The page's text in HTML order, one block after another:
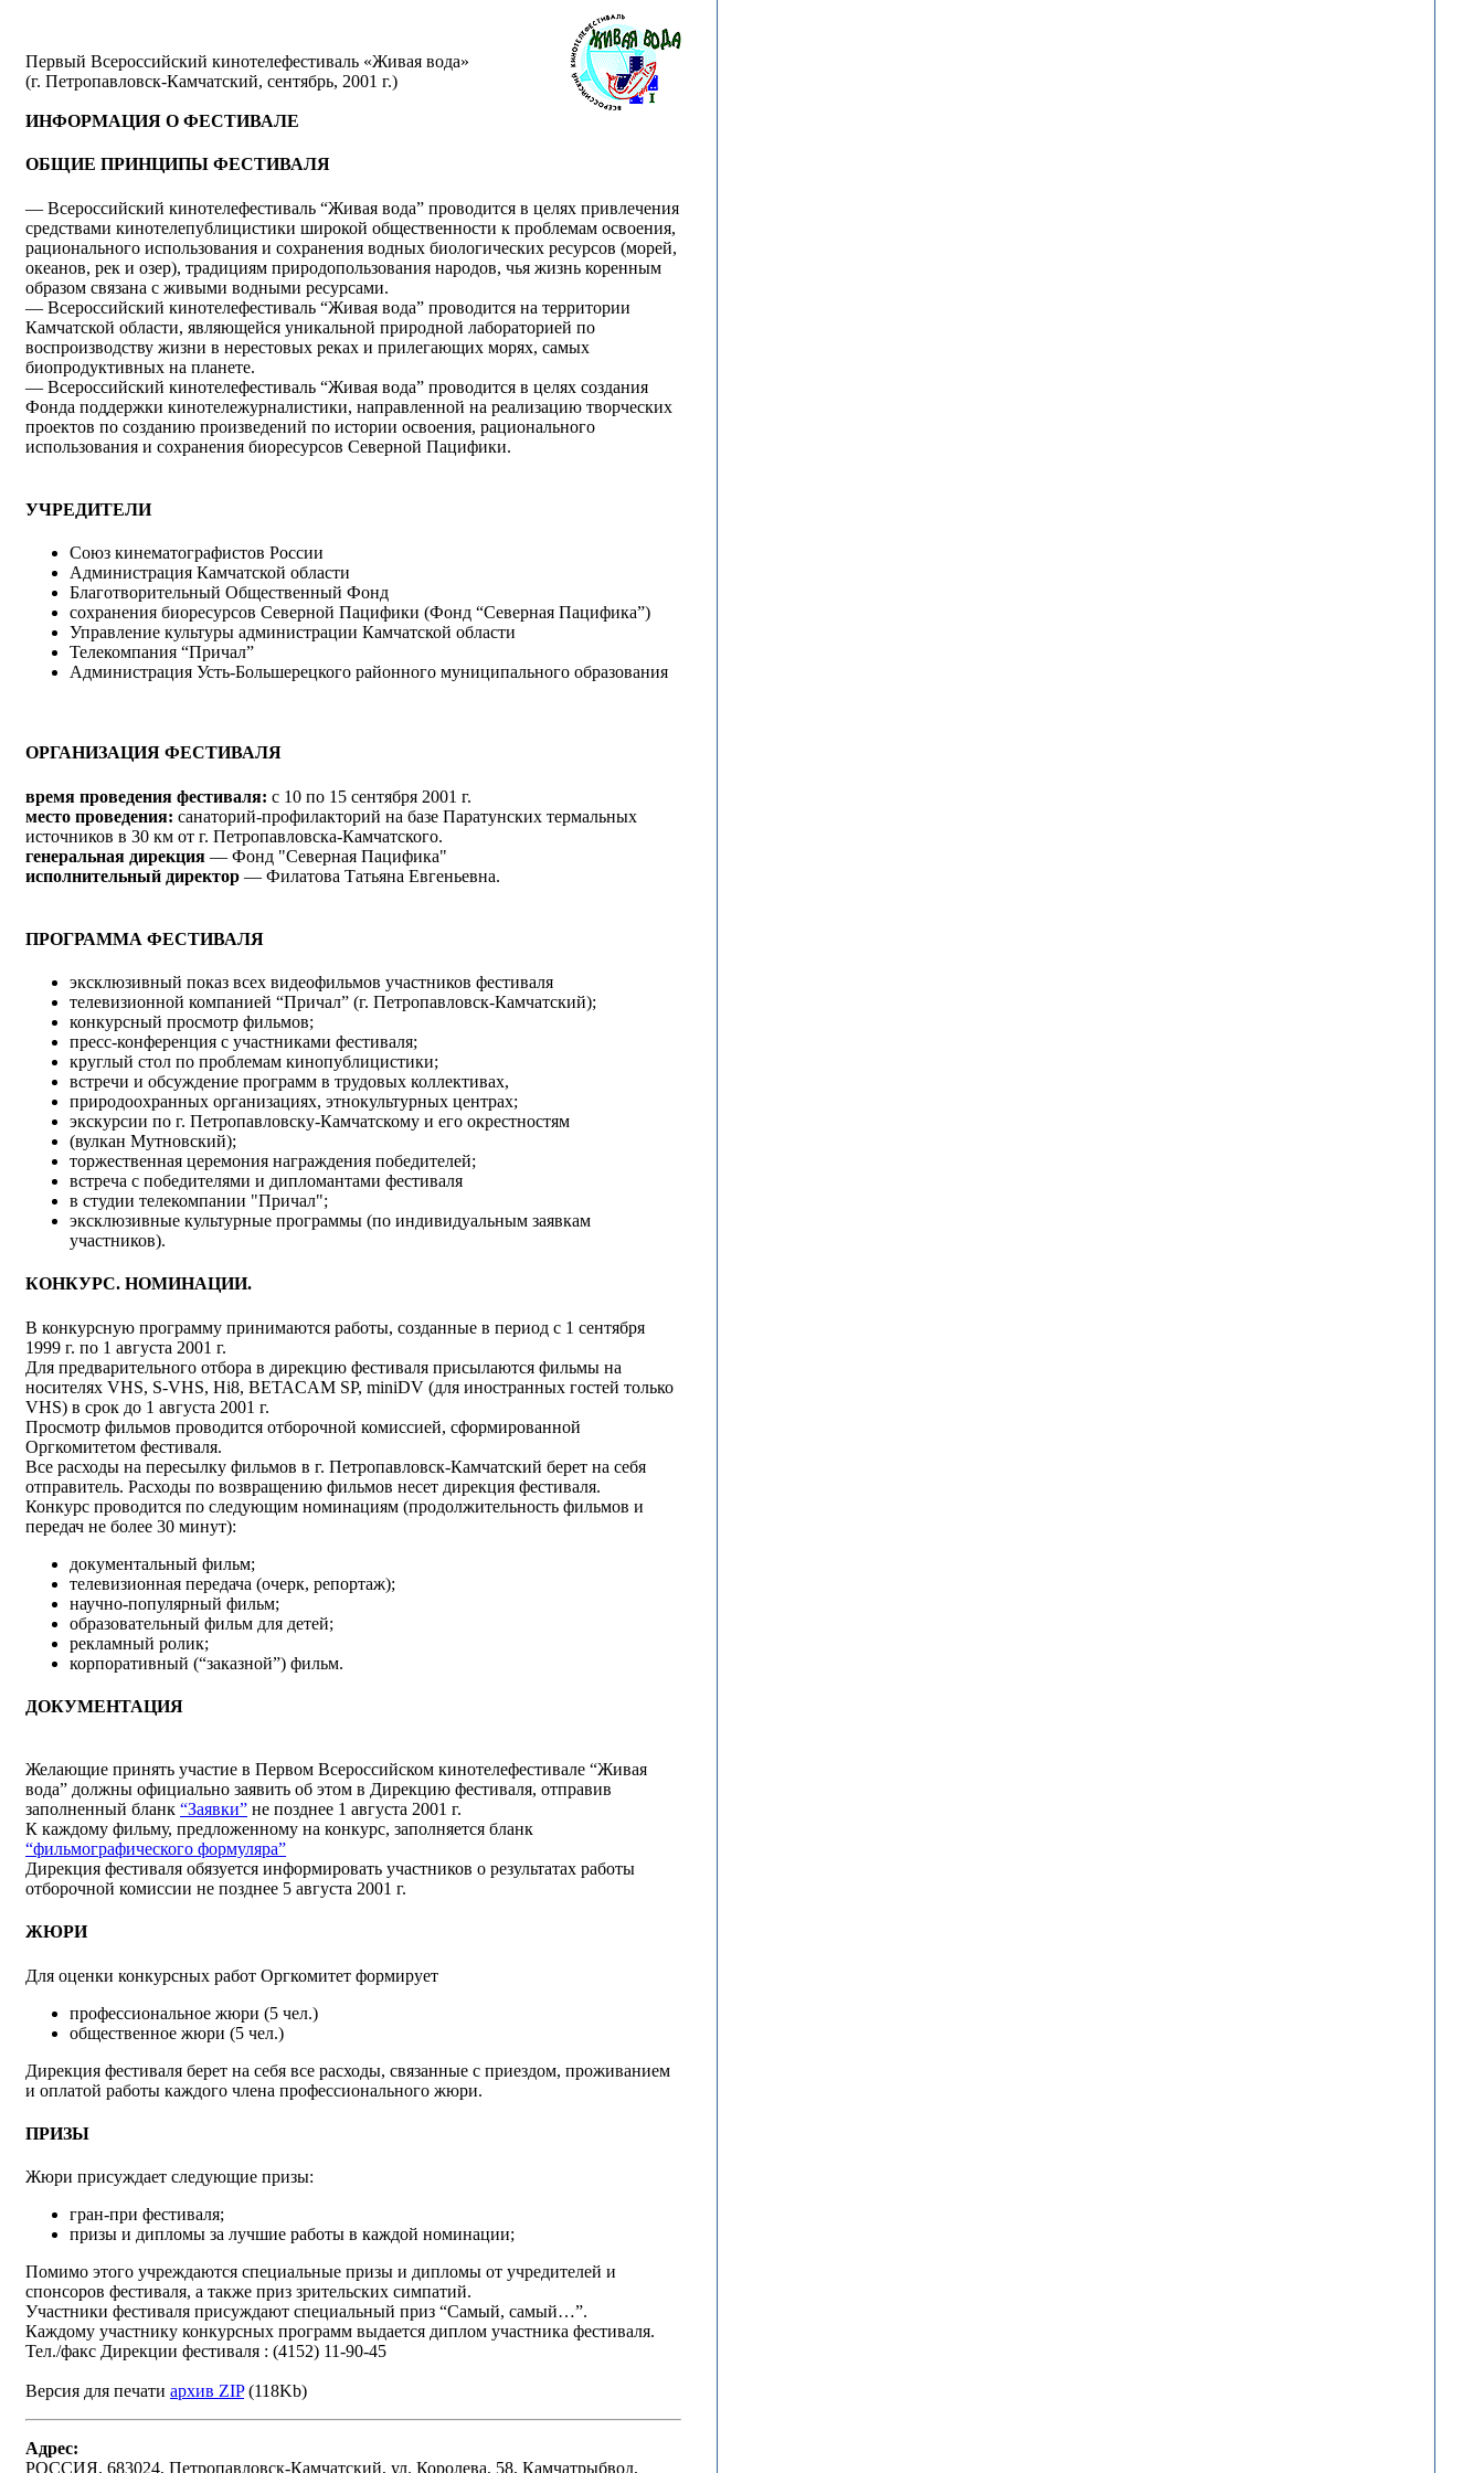
Первый Всероссийский кинотелефестиваль «Живая вода»
(г. Петропавловск-Камчатский, сентябрь, 2001 г.)
ИНФОРМАЦИЯ О ФЕСТИВАЛЕ
ОБЩИЕ ПРИНЦИПЫ ФЕСТИВАЛЯ
— Всероссийский кинотелефестиваль “Живая вода” проводится в целях привлечения
средствами кинотелепублицистики широкой общественности к проблемам освоения,
рационального использования и сохранения водных биологических ресурсов (морей,
океанов, рек и озер), традициям природопользования народов, чья жизнь коренным
образом связана с живыми водными ресурсами.
— Всероссийский кинотелефестиваль “Живая вода” проводится на территории
Камчатской области, являющейся уникальной природной лабораторией по
воспроизводству жизни в нерестовых реках и прилегающих морях, самых
биопродуктивных на планете.
— Всероссийский кинотелефестиваль “Живая вода” проводится в целях создания
Фонда поддержки кинотележурналистики, направленной на реализацию творческих
проектов по созданию произведений по истории освоения, рационального
использования и сохранения биоресурсов Северной Пацифики.
УЧРЕДИТЕЛИ
Союз кинематографистов России
Администрация Камчатской области
Благотворительный Общественный Фонд
сохранения биоресурсов Северной Пацифики (Фонд “Северная Пацифика”)
Управление культуры администрации Камчатской области
Телекомпания “Причал”
Администрация Усть-Большерецкого районного муниципального образования
ОРГАНИЗАЦИЯ ФЕСТИВАЛЯ
время проведения фестиваля: с 10 по 15 сентября 2001 г.
место проведения: санаторий-профилакторий на базе Паратунских термальных
источников в 30 км от г. Петропавловска-Камчатского.
генеральная дирекция — Фонд "Северная Пацифика"
исполнительный директор — Филатова Татьяна Евгеньевна.
ПРОГРАММА ФЕСТИВАЛЯ
эксклюзивный показ всех видеофильмов участников фестиваля
телевизионной компанией “Причал” (г. Петропавловск-Камчатский);
конкурсный просмотр фильмов;
пресс-конференция с участниками фестиваля;
круглый стол по проблемам кинопублицистики;
встречи и обсуждение программ в трудовых коллективах,
природоохранных организациях, этнокультурных центрах;
экскурсии по г. Петропавловску-Камчатскому и его окрестностям
(вулкан Мутновский);
торжественная церемония награждения победителей;
встреча с победителями и дипломантами фестиваля
в студии телекомпании "Причал";
эксклюзивные культурные программы (по индивидуальным заявкам
участников).
КОНКУРС. НОМИНАЦИИ.
В конкурсную программу принимаются работы, созданные в период с 1 сентября
1999 г. по 1 августа 2001 г.
Для предварительного отбора в дирекцию фестиваля присылаются фильмы на
носителях VHS, S-VHS, Hi8, BETACAM SP, miniDV (для иностранных гостей только
VHS) в срок до 1 августа 2001 г.
Просмотр фильмов проводится отборочной комиссией, сформированной
Оргкомитетом фестиваля.
Все расходы на пересылку фильмов в г. Петропавловск-Камчатский берет на себя
отправитель. Расходы по возвращению фильмов несет дирекция фестиваля.
Конкурс проводится по следующим номинациям (продолжительность фильмов и
передач не более 30 минут):
документальный фильм;
телевизионная передача (очерк, репортаж);
научно-популярный фильм;
образовательный фильм для детей;
рекламный ролик;
корпоративный (“заказной”) фильм.
ДОКУМЕНТАЦИЯ
Желающие принять участие в Первом Всероссийском кинотелефестивале “Живая
вода” должны официально заявить об этом в Дирекцию фестиваля, отправив
заполненный бланк “Заявки” не позднее 1 августа 2001 г.
К каждому фильму, предложенному на конкурс, заполняется бланк
“фильмографического формуляра”
Дирекция фестиваля обязуется информировать участников о результатах работы
отборочной комиссии не позднее 5 августа 2001 г.
ЖЮРИ
Для оценки конкурсных работ Оргкомитет формирует
профессиональное жюри (5 чел.)
общественное жюри (5 чел.)
Дирекция фестиваля берет на себя все расходы, связанные с приездом, проживанием
и оплатой работы каждого члена профессионального жюри.
ПРИЗЫ
Жюри присуждает следующие призы:
гран-при фестиваля;
призы и дипломы за лучшие работы в каждой номинации;
Помимо этого учреждаются специальные призы и дипломы от учредителей и
спонсоров фестиваля, а также приз зрительских симпатий.
Участники фестиваля присуждают специальный приз “Самый, самый…”.
Каждому участнику конкурсных программ выдается диплом участника фестиваля.
Тел./факс Дирекции фестиваля : (4152) 11-90-45
Версия для печати архив ZIP(118Kb)
Адрес:
РОССИЯ, 683024, Петропавловск-Камчатский, ул. Королева, 58, Камчатрыбвод,